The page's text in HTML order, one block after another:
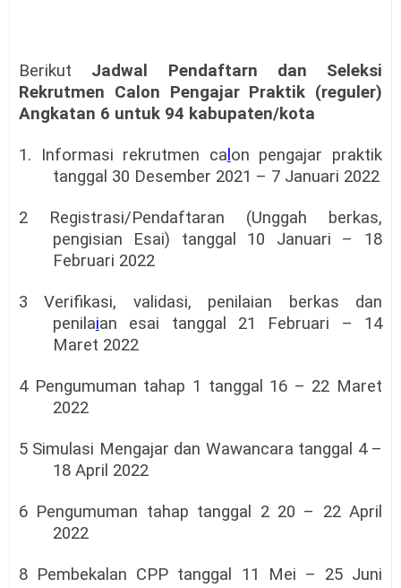
Berikut Jadwal Pendaftarn dan Seleksi
Rekrutmen Calon Pengajar Praktik (reguler)
Angkatan 6 untuk 94 kabupaten/kota
1. Informasi rekrutmen calon pengajar praktik
tanggal 30 Desember 2021 – 7 Januari 2022
2 Registrasi/Pendaftaran (Unggah berkas,
pengisian Esai) tanggal 10 Januari – 18
Februari 2022
3 Verifikasi, validasi, penilaian berkas dan
penilaian esai tanggal 21 Februari – 14
Maret 2022
4 Pengumuman tahap 1 tanggal 16 – 22 Maret
2022
5 Simulasi Mengajar dan Wawancara tanggal 4 –
18 April 2022
6 Pengumuman tahap tanggal 2 20 – 22 April
2022
8 Pembekalan CPP tanggal 11 Mei – 25 Juni